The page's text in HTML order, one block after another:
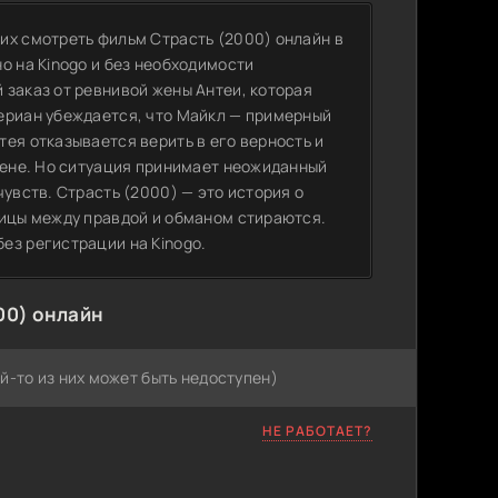
смотреть фильм Страсть (2000) онлайн в
на Kinogo и без необходимости
от ревнивой жены Антеи, которая
убеждается, что Майкл — примерный
отказывается верить в его верность и
Но ситуация принимает неожиданный
Страсть (2000) — это история о
между правдой и обманом стираются.
регистрации на Kinogo.
онлайн
то из них может быть недоступен)
НЕ РАБОТАЕТ?